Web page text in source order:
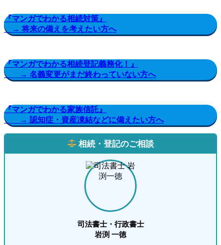
『マンガでわかる相続対策』
→ 将来の備えを考えたい方へ
『マンガでわかる相続登記義務化！』
→ 名義変更がまだ終わっていない方へ
『マンガでわかる家族信託』
→ 認知症・資産凍結などに備えたい方へ
相続・登記のご相談
司法書士・行政書士
岩渕 一徳